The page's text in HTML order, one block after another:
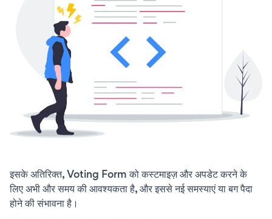
इसके अतिरिक्त, Voting Form को कस्टमाइज़ और अपडेट करने के
लिए अभी और समय की आवश्यकता है, और इससे नई समस्याएं या बग पैदा
होने की संभावना है।